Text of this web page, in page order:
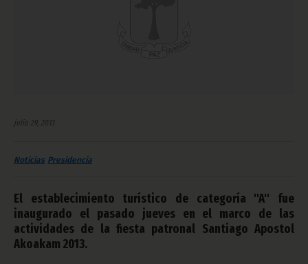
julio 29, 2013
Noticias Presidencia
El establecimiento turístico de categoría "A" fue
inaugurado el pasado jueves en el marco de las
actividades de la fiesta patronal Santiago Apostol
Akoakam 2013.